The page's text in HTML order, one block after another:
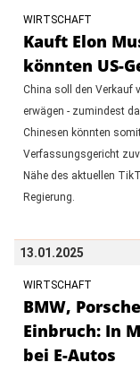
WIRTSCHAFT
Kauft Elon
könnten US-
China soll den Verkauf
erwägen - zumindest
Chinesen könnten
Verfassungsgericht
Nähe des aktuellen
Regierung.
13.01.2025
WIRTSCHAFT
BMW,
Einbruch: In
bei E-Autos